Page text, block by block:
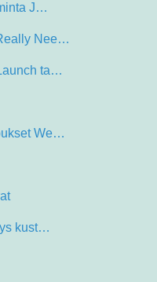
J…
Nee…
ta…
We…
kust…